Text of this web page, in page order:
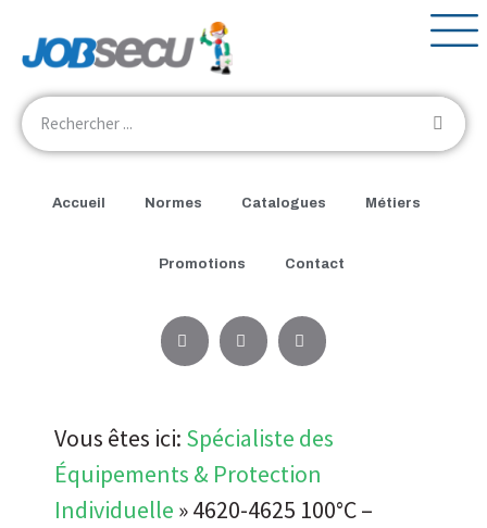
Accueil Normes Catalogues Métiers
Promotions Contact
Vous êtes ici: Spécialiste des
Équipements & Protection
Individuelle »4620-4625 100°C –